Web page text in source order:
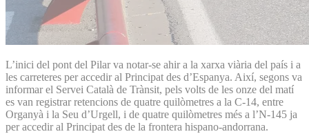
L’inici del pont del Pilar va notar-se ahir a la xarxa viària del país i a
les carreteres per accedir al Principat des d’Espanya. Així, segons va
informar el Servei Català de Trànsit, pels volts de les onze del matí
es van registrar retencions de quatre quilòmetres a la C-14, entre
Organyà i la Seu d’Urgell, i de quatre quilòmetres més a l’N-145 ja
per accedir al Principat des de la frontera hispano-andorrana.